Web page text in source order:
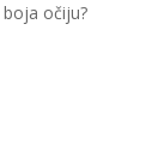
očiju?